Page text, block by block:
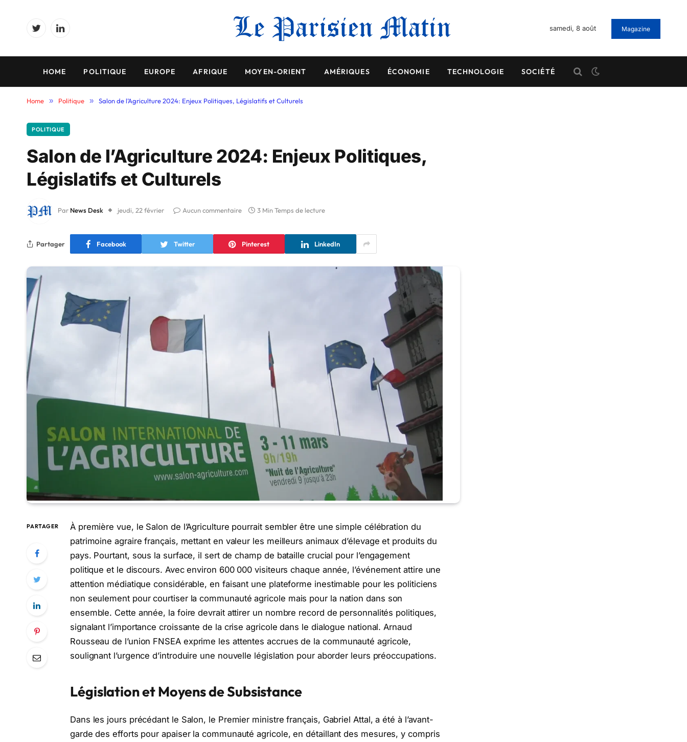
TwitterLinkedIn
samedi, 8 août Magazine
HOME POLITIQUE EUROPE AFRIQUE MOYEN-ORIENT AMÉRIQUES ÉCONOMIE TECHNOLOGIE SOCIÉTÉ
Home » Politique » Salon de l’Agriculture 2024: Enjeux Politiques, Législatifs et Culturels
POLITIQUE
Salon de l’Agriculture 2024: Enjeux Politiques,
Législatifs et Culturels
Par News Desk jeudi, 22 février Aucun commentaire 3 Min Temps de lecture
Partager Facebook Twitter Pinterest LinkedIn
PARTAGER
À première vue, le Salon de l’Agriculture pourrait sembler être une simple célébration du
patrimoine agraire français, mettant en valeur les meilleurs animaux d’élevage et produits du
pays. Pourtant, sous la surface, il sert de champ de bataille crucial pour l’engagement
politique et le discours. Avec environ 600 000 visiteurs chaque année, l’événement attire une
attention médiatique considérable, en faisant une plateforme inestimable pour les politiciens
non seulement pour courtiser la communauté agricole mais pour la nation dans son
ensemble. Cette année, la foire devrait attirer un nombre record de personnalités politiques,
signalant l’importance croissante de la crise agricole dans le dialogue national. Arnaud
Rousseau de l’union FNSEA exprime les attentes accrues de la communauté agricole,
soulignant l’urgence d’introduire une nouvelle législation pour aborder leurs préoccupations.
Législation et Moyens de Subsistance
Dans les jours précédant le Salon, le Premier ministre français, Gabriel Attal, a été à l’avant-
garde des efforts pour apaiser la communauté agricole, en détaillant des mesures, y compris